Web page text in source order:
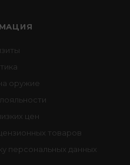
оружие
цен
товаров
персональных данных